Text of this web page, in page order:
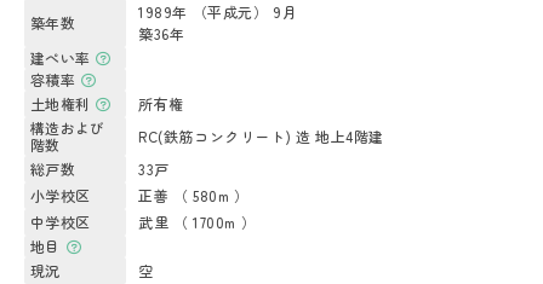
築年数
1989年 （平成元） 9月
築36年
建ぺい率
容積率
土地権利
所有権
構造および
階数
RC(鉄筋コンクリート) 造 地上4階建
総戸数
33戸
小学校区
正善 （ 580m ）
中学校区
武里 （ 1700m ）
地目
現況
空